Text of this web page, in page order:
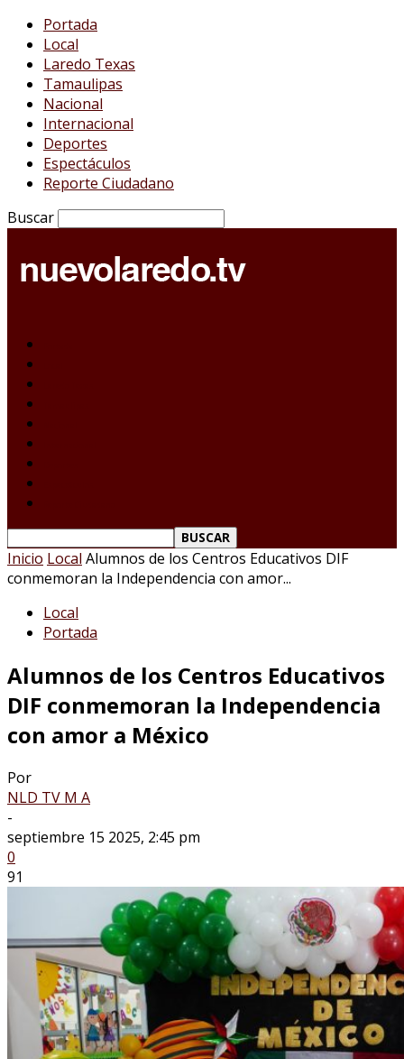
Portada
Local
Laredo Texas
Tamaulipas
Nacional
Internacional
Deportes
Espectáculos
Reporte Ciudadano
Buscar
Inicio Local Alumnos de los Centros Educativos DIF
conmemoran la Independencia con amor...
Local
Portada
Alumnos de los Centros Educativos
DIF conmemoran la Independencia
con amor a México
Por
NLD TV M A
-
septiembre 15 2025, 2:45 pm
0
91